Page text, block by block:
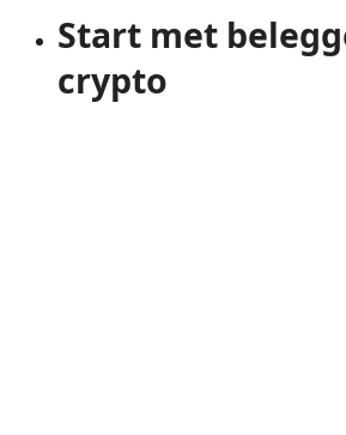
Start met
crypto